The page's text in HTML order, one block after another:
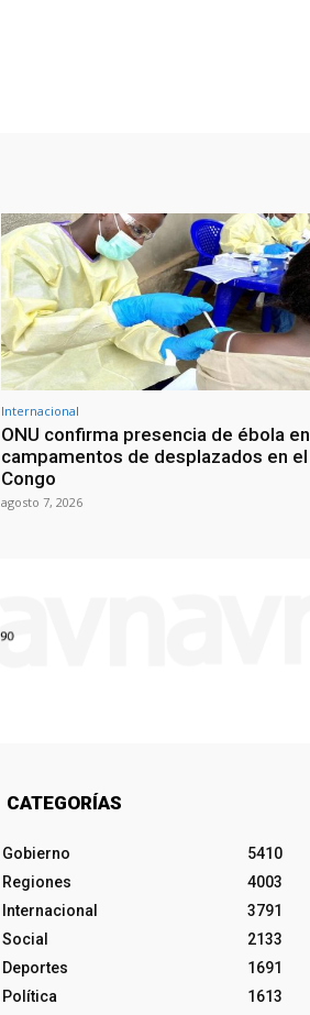
Internacional
ONU confirma presencia de ébola en
campamentos de desplazados en el
Congo
agosto 7, 2026
CATEGORÍAS
Gobierno
5410
Regiones
4003
Internacional
3791
Social
2133
Deportes
1691
Política
1613